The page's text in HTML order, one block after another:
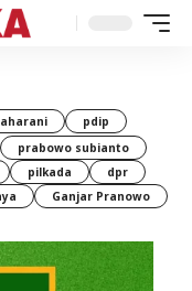
pdip
prabowo subianto
pilkada
dpr
Ganjar Pranowo